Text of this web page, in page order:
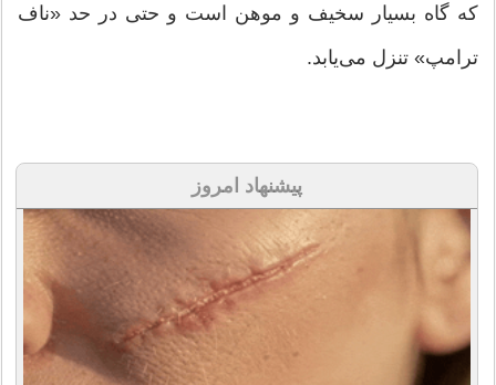
که گاه بسیار سخیف و موهن است و حتی در حد «ناف
ترامپ» تنزل می‌یابد.
پیشنهاد امروز